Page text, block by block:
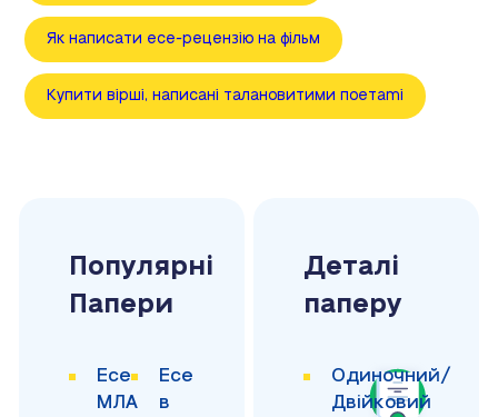
Як написати есе-рецензію на фільм
Купити вірші, написані талановитими поетami
Популярні
Папери
Есе
МЛА
Есе
в
Деталі
паперу
Одиночний/
Двійковий